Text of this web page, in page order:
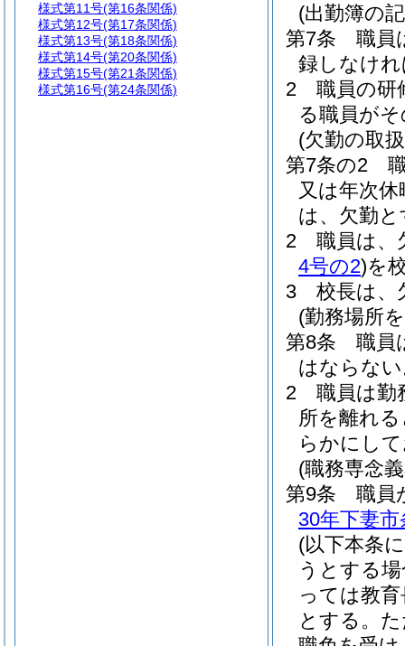
(出勤簿の
第7条
職員
録しなけ
2
職員の研
る職員が
(欠勤の取
第7条の2
又は年次
は、欠勤
2
職員は、
4号の2)を
3
校長は、
(勤務場所
第8条
職員
はならな
2
職員は勤
所を離れ
らかにし
(職務専念
第9条
職員
30年下妻
(以下本条
うとする
っては教
とする。
様式第11号(第16条関係)
様式第12号(第17条関係)
様式第13号(第18条関係)
様式第14号(第20条関係)
様式第15号(第21条関係)
様式第16号(第24条関係)